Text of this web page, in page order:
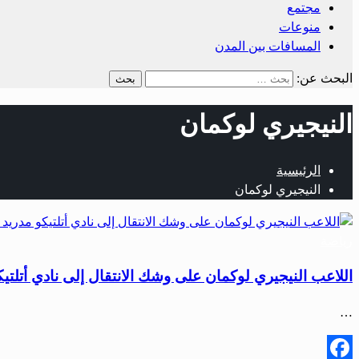
مجتمع
منوعات
المسافات بين المدن
البحث عن:
النيجيري لوكمان
الرئيسية
النيجيري لوكمان
اللاعب النيجيري لوكمان على وشك الانتقال إلى نادي
…